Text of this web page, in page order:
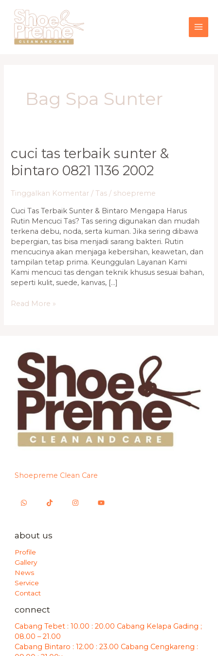
konten
Bag Spa Sunter
cuci tas terbaik sunter &
bintaro 0821 1136 2002
Tinggalkan Komentar /Tas / shoepreme
Cuci Tas Terbaik Sunter & Bintaro Mengapa Harus
Rutin Mencuci Tas? Tas sering digunakan dan mudah
terkena debu, noda, serta kuman. Jika sering dibawa
bepergian, tas bisa menjadi sarang bakteri. Rutin
mencucinya akan menjaga kebersihan, keawetan, dan
tampilan tetap prima. Keunggulan Layanan Kami
Kami mencuci tas dengan teknik khusus sesuai bahan,
seperti kulit, suede, kanvas, […]
Cuci
Tas
Terbaik
&
0821
1136
2002
Read More »
Shoepreme Clean Care
about us
Profile
Gallery
News
Service
Contact
connect
Cabang Tebet : 10.00 : 20.00 Cabang Kelapa Gading ;
08.00 – 21.00
Cabang Bintaro : 12.00 : 23.00 Cabang Cengkareng :